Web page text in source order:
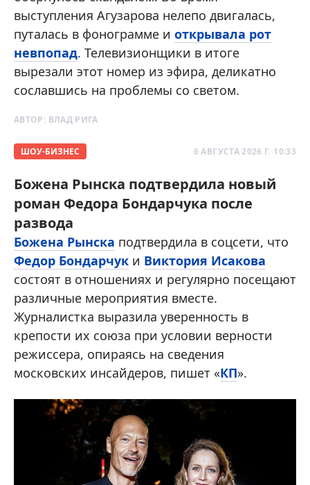
выступления Агузарова нелепо двигалась,
путалась в фонограмме и открывала рот
невпопад. Телевизионщики в итоге
вырезали этот номер из эфира, деликатно
сославшись на проблемы со светом.
АВТОР: ВЛАД РИГА
ШОУ-БИЗНЕС 6 АВГУСТА 2026 Г. 10:33
Божена Рынска подтвердила новый
роман Федора Бондарчука после
развода
Божена Рынска подтвердила в соцсети, что
Федор Бондарчук и Виктория Исакова
состоят в отношениях и регулярно посещают
различные мероприятия вместе.
Журналистка выразила уверенность в
крепости их союза при условии верности
режиссера, опираясь на сведения
московских инсайдеров, пишет «КП».